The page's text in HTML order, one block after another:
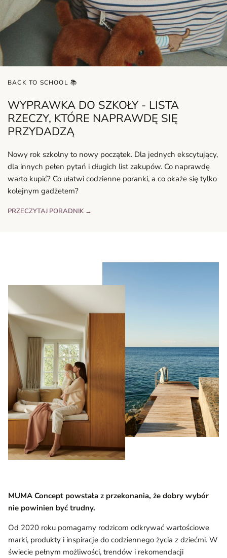
BACK TO SCHOOL 📚
WYPRAWKA DO SZKOŁY - LISTA
RZECZY, KTÓRE NAPRAWDĘ SIĘ
PRZYDADZĄ
Nowy rok szkolny to nowy początek. Dla jednych ekscytujący,
dla innych pełen pytań i długich list zakupów. Co naprawdę
warto kupić? Co ułatwi codzienne poranki, a co okaże się tylko
kolejnym gadżetem?
PRZECZYTAJ PORADNIK →
MUMA Concept powstała z przekonania, że dobry wybór
nie powinien być trudny.
Od 2020 roku pomagamy rodzicom odkrywać wartościowe
marki, produkty i inspiracje do codziennego życia z dziećmi. W
świecie pełnym możliwości, trendów i rekomendacji